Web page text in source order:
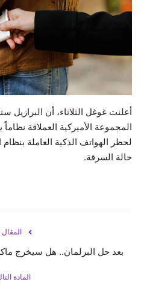
رياضة
أعلنت غوغل الثلاثاء، أن البرازيل
المجموعة الأميركية العملاقة
لحظر الهواتف الذكية العاملة بنظام
حالة السرقة.
بعد حل البرلمان.. هل سيخرج
المادة